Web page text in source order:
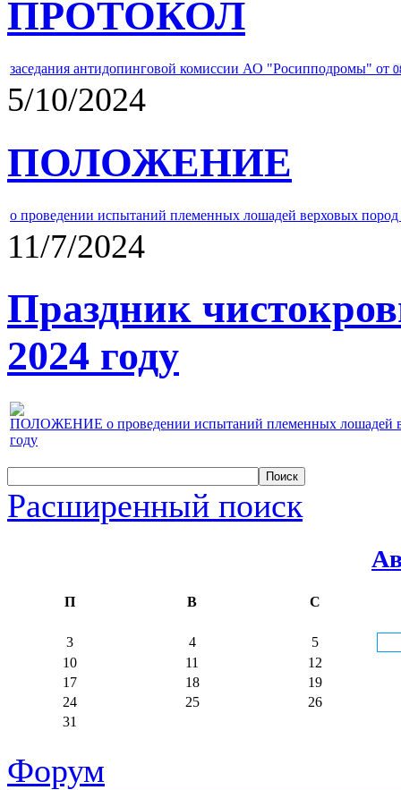
ПРОТОКОЛ
заседания антидопинговой комиссии АО "Росипподромы" от
5/10/2024
ПОЛОЖЕНИЕ
о проведении испытаний племенных лошадей верховых
11/7/2024
Праздник
2024 году
ПОЛОЖЕНИЕ о проведении испытаний племенных лошадей
году
Расширенный поиск
П В С
3 4
5
10
11
12
17
18
19
24
25
26
31
Форум